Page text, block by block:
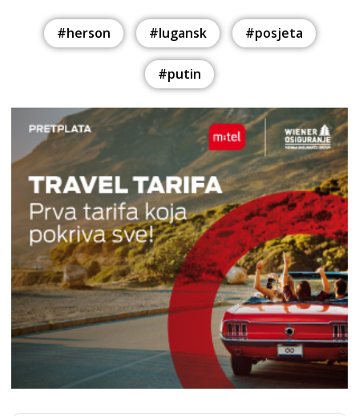
#herson #lugansk #posjeta
#putin